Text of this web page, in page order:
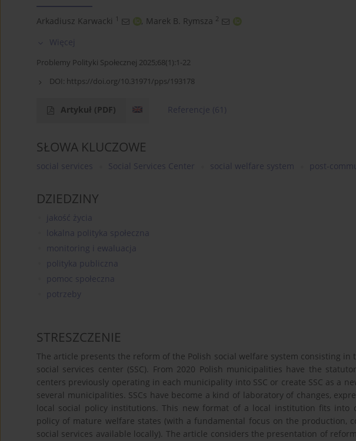
Arkadiusz Karwacki 1 , Marek B. Rymsza 2
Więcej
Problemy Polityki Społecznej 2025;68(1):1-22
DOI: https://doi.org/10.31971/pps/193178
Artykuł (PDF) Referencje (61)
SŁOWA KLUCZOWE
social services Social Services Center social welfare system post-
DZIEDZINY
jakość życia
lokalna polityka społeczna
monitoring i ewaluacja
polityka publiczna
pomoc społeczna
potrzeby
STRESZCZENIE
The article presents the reform of the Polish social welfare system consisting
social services center (SSC). From 2020 Polish municipalities have the
centers previously operating in each municipality into SSC or create SSC as a
several municipalities. SSCs have become a kind of laboratory of changes,
local social policy institutions. This new format of a local institution fits into
policy of mature welfare states (with a fundamental focus on the production,
social services available locally). The article considers the presentation of